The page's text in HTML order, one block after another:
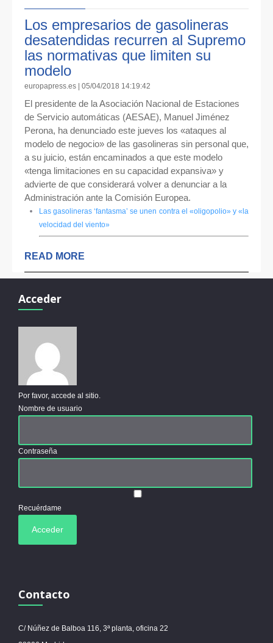
Los empresarios de gasolineras
desatendidas recurren al Supremo
las normativas que limiten su
modelo
europapress.es | 05/04/2018 14:19:42
El presidente de la Asociación Nacional de Estaciones
de Servicio automáticas (AESAE), Manuel Jiménez
Perona, ha denunciado este jueves los «ataques al
modelo de negocio» de las gasolineras sin personal que,
a su juicio, están encaminados a que este modelo
«tenga limitaciones en su capacidad expansiva» y
advierte de que considerará volver a denunciar a la
Administración ante la Comisión Europea.
Las gasolineras ‘fantasma’ se unen contra el «oligopolio» y «la
velocidad del viento»
READ MORE
Acceder
Por favor, accede al sitio.
Nombre de usuario
Contraseña
Recuérdame
Contacto
C/ Núñez de Balboa 116, 3ª planta, oficina 22